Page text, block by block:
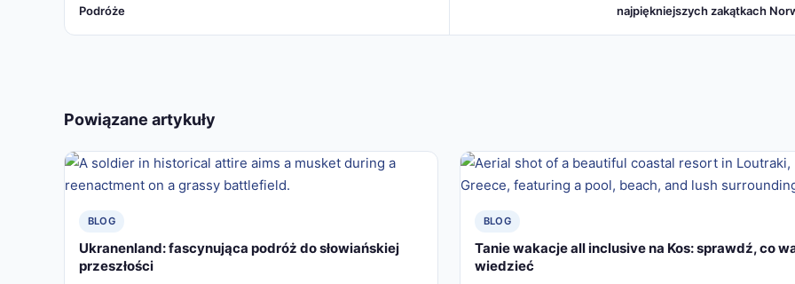
Podróże
najpiękniejszych zakątkach
Powiązane artykuły
BLOG
Ukranenland: fascynująca podróż do słowiańskiej
przeszłości
BLOG
Tanie wakacje all inclusive na Kos: sprawdź, co
wiedzieć